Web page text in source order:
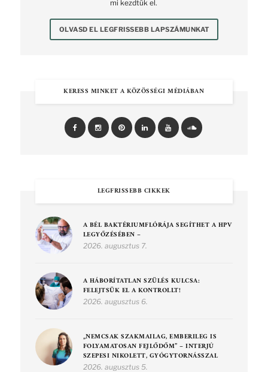
mi kezdtük el.
OLVASD EL LEGFRISSEBB LAPSZÁMUNKAT
KERESS MINKET A KÖZÖSSÉGI MÉDIÁBAN
LEGFRISSEBB CIKKEK
A BÉL BAKTÉRIUMFLÓRÁJA SEGÍTHET A HPV
LEGYŐZÉSÉBEN –
2026. augusztus 7.
A HÁBORÍTATLAN SZÜLÉS KULCSA:
FELEJTSÜK EL A KONTROLLT!
2026. augusztus 6.
„NEMCSAK SZAKMAILAG, EMBERILEG IS
FOLYAMATOSAN FEJLŐDŐM” – INTERJÚ
SZEPESI NIKOLETT, GYÓGYTORNÁSSZAL
2026. augusztus 5.